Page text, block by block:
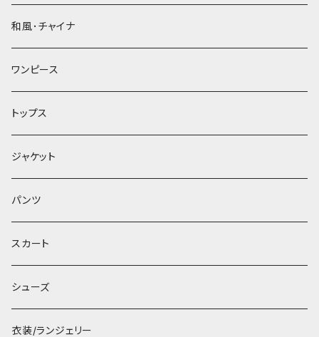
和風･チャイナ
ワンピース
トップス
ジャケット
パンツ
スカート
シューズ
衣装/ランジェリー